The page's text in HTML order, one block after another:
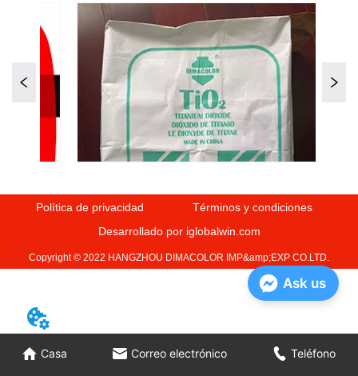
Casa Correo electrónico Teléfono
Política de privacidad
Términos y condiciones
Desarrollado por iglobalwin.com
Copyright © 2022 HANGZHOU DIMACOLOR IMP&amp;EXP CO.LTD.
Ask us